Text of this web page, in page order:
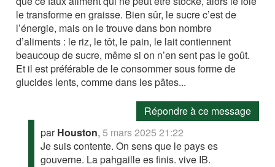
le transforme en graisse. Bien sûr, le sucre c’est de
l’énergie, mais on le trouve dans bon nombre
d’aliments : le riz, le tôt, le pain, le lait contiennent
beaucoup de sucre, même si on n’en sent pas le goût.
Et il est préférable de le consommer sous forme de
glucides lents, comme dans les pâtes...
Répondre à ce message
parHouston,5 mars 2025 21:22
Je suis contente. On sens que le pays es
gouverne. La pahgaille es finis. vive IB.